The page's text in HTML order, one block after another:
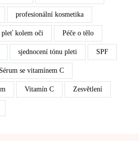
profesionální kosmetika
pleť kolem oči Péče o tělo
sjednocení tónu pleti SPF
Sérum se vitamínem C
Vitamín C Zesvětlení